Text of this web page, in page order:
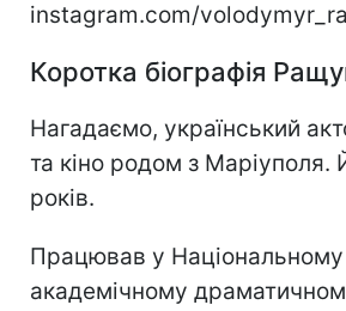
instagram.com/
Коротка біографія
Нагадаємо, український
та кіно родом з Маріуполя.
років.
Працював у Національному
академічному